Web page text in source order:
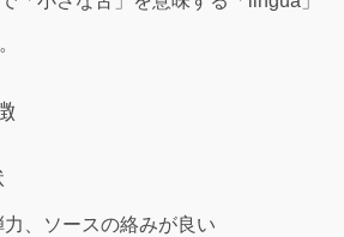
力、ソースの絡みが良い